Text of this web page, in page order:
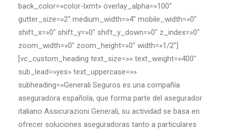
back_color=»color-lxmt» overlay_alpha=»100″
gutter_size=»2″ medium_width=»4″ mobile_width=»0″
shift_x=»0″ shift_y=»0″ shift_y_down=»0″ z_index=»0″
zoom_width=»0″ zoom_height=»0″ width=»1/2″]
[vc_custom_heading text_size=»» text_weight=»400″
sub_lead=»yes» text_uppercase=»»
subheading=»Generali Seguros es una compañía
aseguradora española, que forma parte del asegurador
italiano Assicurazioni Generali, su actividad se basa en
ofrecer soluciones aseguradoras tanto a particulares